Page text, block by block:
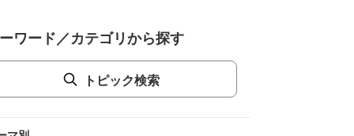
ワード／カテゴリから探す
トピック検索